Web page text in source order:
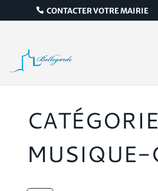
CONTACTER VOTRE MAIRIE
MUSIQUE-